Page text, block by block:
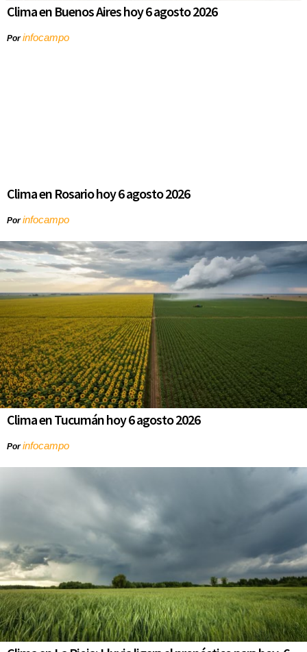
Clima en Buenos Aires hoy 6 agosto 2026
Porinfocampo
Clima en Rosario hoy 6 agosto 2026
Porinfocampo
Clima en Tucumán hoy 6 agosto 2026
Porinfocampo